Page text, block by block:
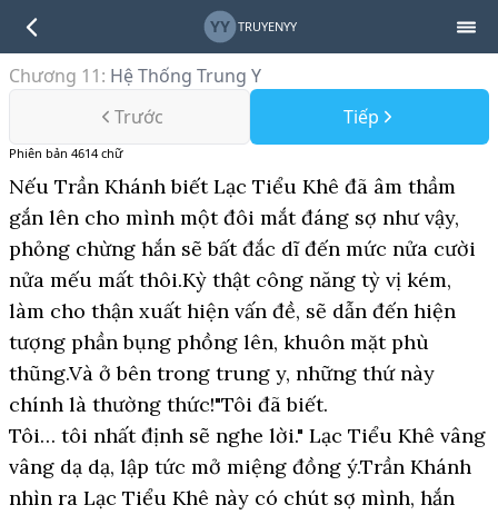
YY TRUYENYY
Chương 11: Hệ Thống Trung Y
Trước
Tiếp
Phiên bản 4614 chữ
Nếu Trần Khánh biết Lạc Tiểu Khê đã âm thầm
gắn lên cho mình một đôi mắt đáng sợ như vậy,
phỏng chừng hắn sẽ bất đắc dĩ đến mức nửa cười
nửa mếu mất thôi.Kỳ thật công năng tỳ vị kém,
làm cho thận xuất hiện vấn đề, sẽ dẫn đến hiện
tượng phần bụng phồng lên, khuôn mặt phù
thũng.Và ở bên trong trung y, những thứ này
chính là thường thức!"Tôi đã biết.
Tôi… tôi nhất định sẽ nghe lời." Lạc Tiểu Khê vâng
vâng dạ dạ, lập tức mở miệng đồng ý.Trần Khánh
nhìn ra Lạc Tiểu Khê này có chút sợ mình, hắn